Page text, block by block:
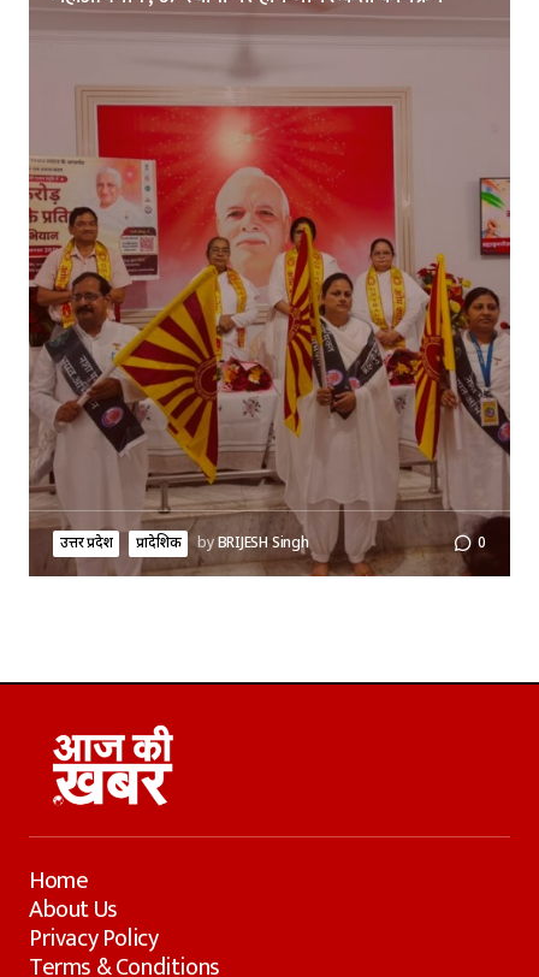
उत्तर प्रदेश प्रादेशिक byBRIJESH Singh 0
Home
About Us
Privacy Policy
Terms & Conditions